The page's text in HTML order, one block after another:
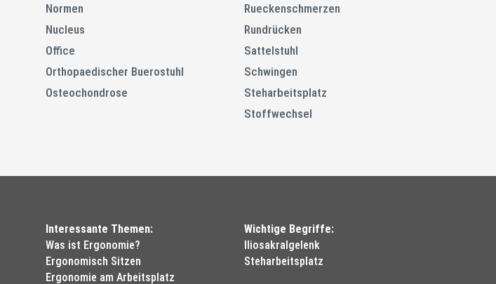
Normen
Nucleus
Office
Orthopaedischer Buerostuhl
Osteochondrose
Rueckenschmerzen
Rundrücken
Sattelstuhl
Schwingen
Steharbeitsplatz
Stoffwechsel
Interessante Themen:
Was ist Ergonomie?
Ergonomisch Sitzen
Ergonomie am Arbeitsplatz
Wichtige Begriffe:
Iliosakralgelenk
Steharbeitsplatz